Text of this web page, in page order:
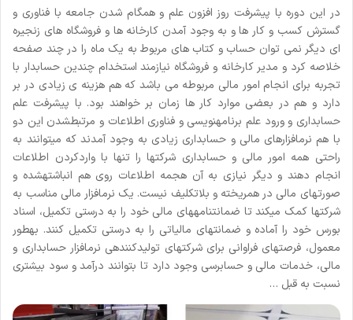
در این دوره با پیشرفت روز افزون علم و همگام شدن جامعه با فناوری و
گسترش کسب و کار ها و به وجود آمدن کارخانه ها و فروشگاه های زنجیره
ای دیگر نمی توان حساب و کتاب های مربوط به یک ماه را در چند صفحه
خلاصه کرد و مدیر کارخانه و فروشگاه نیازمند استخدام چندین حسابدار با
تجربه برای انجام امور مالی مربوطه می باشد که هم هزینه ی زیادی در بر
دارد و هم در بعضی موارد کار ها زمان بر خواهند بود. با پیشرفت علم
حسابداری و ورود علم برنامهنویسی و فناوری اطلاعات و مرتبطشدن این دو
با هم نرمافزارهای مالی و حسابداری زیادی به وجود آمدند که میتوانند به
راحتی همه امور مالی و حسابداری شرکتها را تنها با واردکردن اطلاعات
انجام دهند و دیگر نیازی به آن هجمه اطلاعات روی هم انباشتهشده و
صورتهای مالی در همریخته و بلاتکلیف نیست. یک نرمافزار مالی مناسب به
شرکتها کمک میکند تا ضمانتنامههای مالی خود را به درستی تکمیل، اسناد
بورس خود را آماده و ضمانتهای مالیاتی را به درستی تکمیل کنند. بهطور
معمول، فرصتهای فراوانی برای شرکتهای تولیدکنندهی نرمافزار حسابداری و
مالی، خدمات مالی و حسابرسی وجود دارد تا بتوانند درآمد و سود بیشتری
نسبت به قبل …